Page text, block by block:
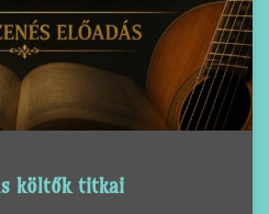
költők titkai